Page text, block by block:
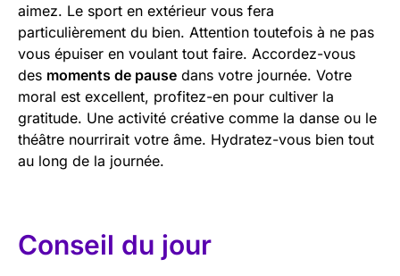
aimez. Le sport en extérieur vous fera
particulièrement du bien. Attention toutefois à ne pas
vous épuiser en voulant tout faire. Accordez-vous
des moments de pause dans votre journée. Votre
moral est excellent, profitez-en pour cultiver la
gratitude. Une activité créative comme la danse ou le
théâtre nourrirait votre âme. Hydratez-vous bien tout
au long de la journée.
Conseil du jour